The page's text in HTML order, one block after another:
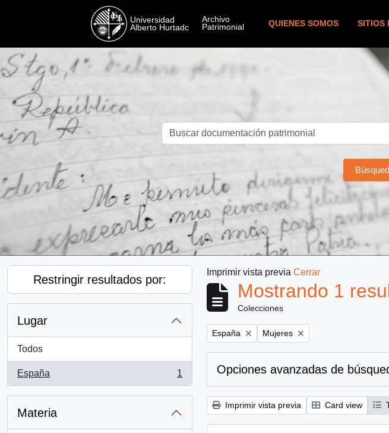
QUIENES SOMOS SITIOS
Restringir resultados por:
Lugar
Todos
España
, 1 resultados
1
Materia
Imprimir vista previa Cerrar
Mostrando 1
Colecciones
Remove filter:
España Remove filter:
Mujeres
Opciones avanzadas de
Imprimir vista previa Card view